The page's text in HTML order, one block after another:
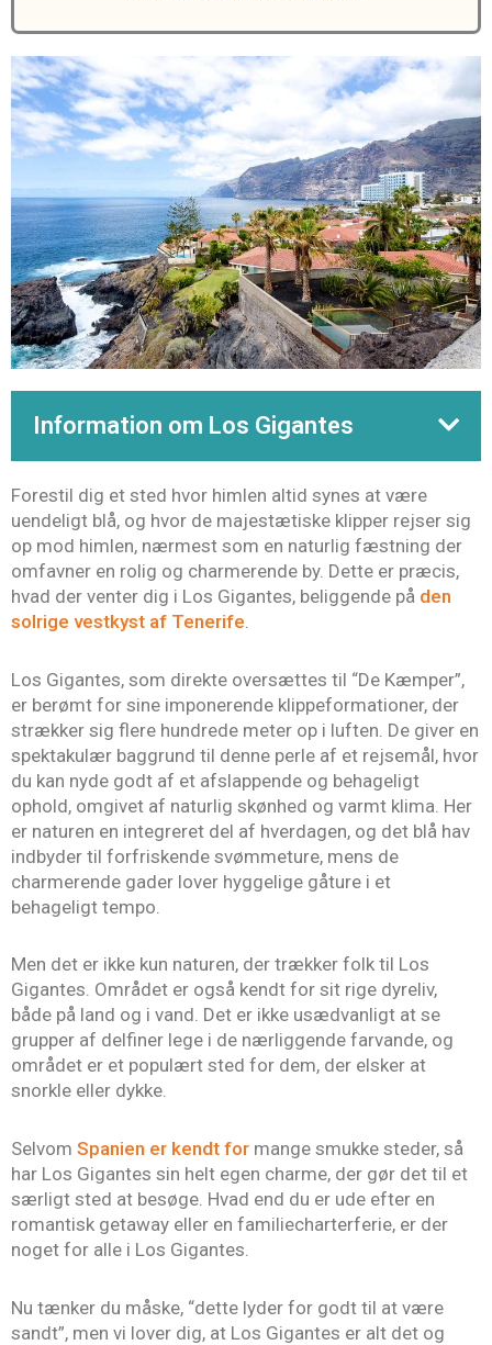
Information om Los Gigantes
Forestil dig et sted hvor himlen altid synes at være
uendeligt blå, og hvor de majestætiske klipper rejser sig
op mod himlen, nærmest som en naturlig fæstning der
omfavner en rolig og charmerende by. Dette er præcis,
hvad der venter dig i Los Gigantes, beliggende på den
solrige vestkyst af Tenerife
Los Gigantes, som direkte oversættes til “De Kæmper”,
er berømt for sine imponerende klippeformationer, der
strækker sig flere hundrede meter op i luften. De giver en
spektakulær baggrund til denne perle af et rejsemål, hvor
du kan nyde godt af et afslappende og behageligt
ophold, omgivet af naturlig skønhed og varmt klima. Her
er naturen en integreret del af hverdagen, og det blå hav
indbyder til forfriskende svømmeture, mens de
charmerende gader lover hyggelige gåture i et
behageligt tempo.
Men det er ikke kun naturen, der trækker folk til Los
Gigantes. Området er også kendt for sit rige dyreliv,
både på land og i vand. Det er ikke usædvanligt at se
grupper af delfiner lege i de nærliggende farvande, og
området er et populært sted for dem, der elsker at
snorkle eller dykke.
Selvom Spanien er kendt for mange smukke steder, så
har Los Gigantes sin helt egen charme, der gør det til et
særligt sted at besøge. Hvad end du er ude efter en
romantisk getaway eller en familiecharterferie, er der
noget for alle i Los Gigantes.
Nu tænker du måske, “dette lyder for godt til at være
sandt”, men vi lover dig, at Los Gigantes er alt det og